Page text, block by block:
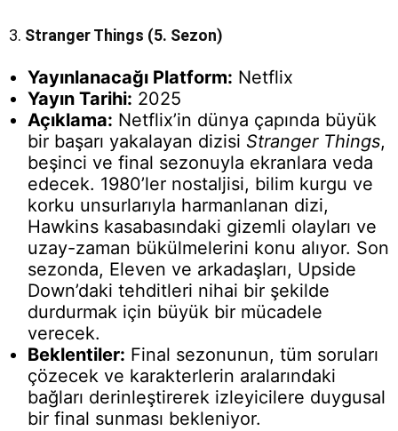
3. Stranger Things (5. Sezon)
Yayınlanacağı Platform: Netflix
Yayın Tarihi: 2025
Açıklama: Netflix’in dünya çapında büyük
bir başarı yakalayan dizisi Stranger Things,
beşinci ve final sezonuyla ekranlara veda
edecek. 1980’ler nostaljisi, bilim kurgu ve
korku unsurlarıyla harmanlanan dizi,
Hawkins kasabasındaki gizemli olayları ve
uzay-zaman bükülmelerini konu alıyor. Son
sezonda, Eleven ve arkadaşları, Upside
Down’daki tehditleri nihai bir şekilde
durdurmak için büyük bir mücadele
verecek.
Beklentiler: Final sezonunun, tüm soruları
çözecek ve karakterlerin aralarındaki
bağları derinleştirerek izleyicilere duygusal
bir final sunması bekleniyor.